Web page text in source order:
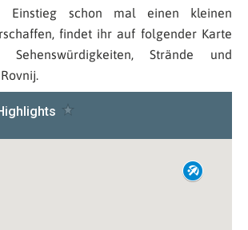
Einstieg schon mal einen kleinen
findet ihr auf folgender Karte
Strände und